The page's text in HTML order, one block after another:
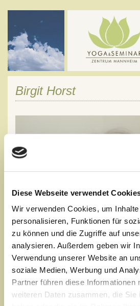
Diese Webseite verwendet
Wir verwenden Cookies, um
personalisieren, Funktionen für
zu können und die Zugriffe auf
analysieren. Außerdem geben wir
Verwendung unserer Website an
soziale Medien, Werbung und
Partner führen diese Informationen
weiteren Daten zusammen, die Sie
Birgit Horst